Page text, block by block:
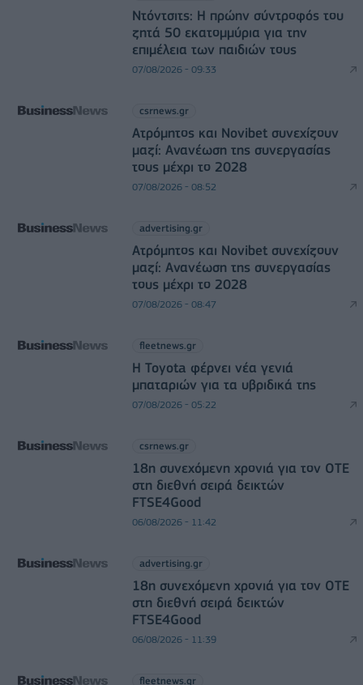
Ντόντσιτς: Η πρώην σύντροφός του
ζητά 50 εκατομμύρια για την
επιμέλεια των παιδιών τους
07/08/2026 - 09:33
csrnews.gr
Ατρόμητος και Novibet συνεχίζουν
μαζί: Ανανέωση της συνεργασίας
τους μέχρι το 2028
07/08/2026 - 08:52
advertising.gr
Ατρόμητος και Novibet συνεχίζουν
μαζί: Ανανέωση της συνεργασίας
τους μέχρι το 2028
07/08/2026 - 08:47
fleetnews.gr
Η Toyota φέρνει νέα γενιά
μπαταριών για τα υβριδικά της
07/08/2026 - 05:22
csrnews.gr
18η συνεχόμενη χρονιά για τον ΟΤΕ
στη διεθνή σειρά δεικτών
FTSE4Good
06/08/2026 - 11:42
advertising.gr
18η συνεχόμενη χρονιά για τον ΟΤΕ
στη διεθνή σειρά δεικτών
FTSE4Good
06/08/2026 - 11:39
fleetnews.gr